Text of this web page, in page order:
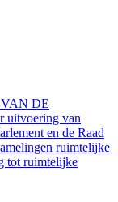
DE
uitvoering van
en de Raad
ruimtelijke
tot ruimtelijke